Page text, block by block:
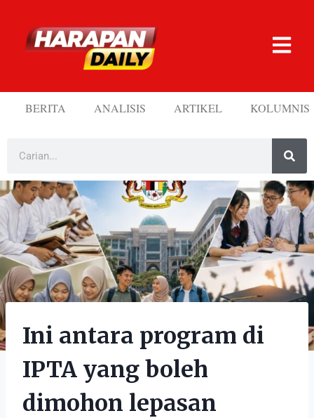
BERITA ANALISIS ARTIKEL KOLUMNIS
Ini antara program di
IPTA yang boleh
dimohon lepasan